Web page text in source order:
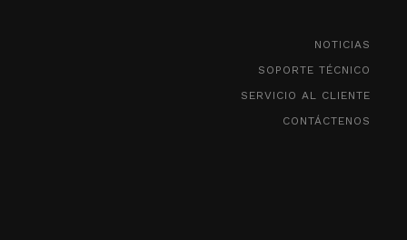
NOTICIAS
SOPORTE TÉCNICO
SERVICIO AL CLIENTE
CONTÁCTENOS